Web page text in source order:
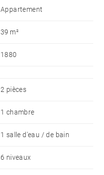
Appartement
39 m²
1880
2 pièces
1 chambre
1 salle d'eau / de bain
6 niveaux